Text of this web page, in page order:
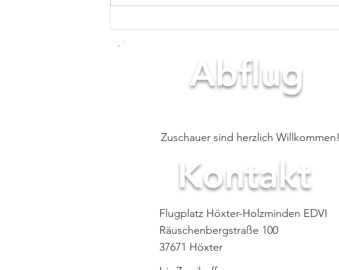
Gyrofliegen im Schnee
Abflug
- ready for departure -
Zuschauer sind herzlich Willkommen!
Kontakt
Flugplatz Höxter-Holzminden EDVI
Räuschenbergstraße 100
37671 Höxter